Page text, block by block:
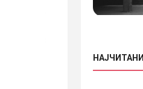
НАЈЧИТАНИ